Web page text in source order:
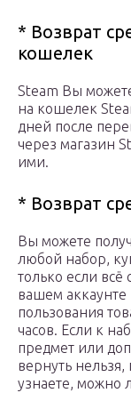
* Возврат
кошелек
Steam Вы
на кошелек
дней после
через магазин
ими.
* Возврат
Вы можете
любой набор,
только если
вашем
пользования
часов. Если к
предмет или
вернуть
узнаете, можно